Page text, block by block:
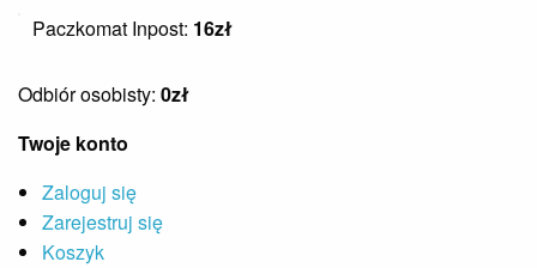
Paczkomat Inpost: 16zł
Odbiór osobisty: 0zł
Twoje konto
Zaloguj się
Zarejestruj się
Koszyk